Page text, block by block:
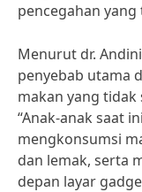
pencegahan
Menurut dr.
penyebab utama
makan yang
“Anak-anak saat
mengkonsumsi
dan lemak, serta
depan layar